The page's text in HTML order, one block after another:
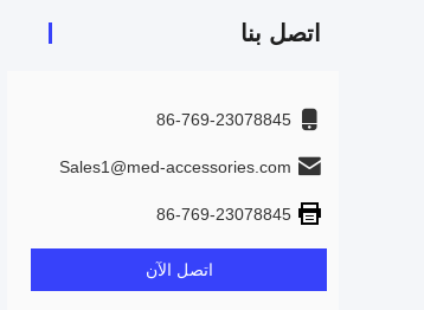
اتصل بنا
86-769-23078845
Sales1@med-accessories.com
86-769-23078845
اتصل الآن